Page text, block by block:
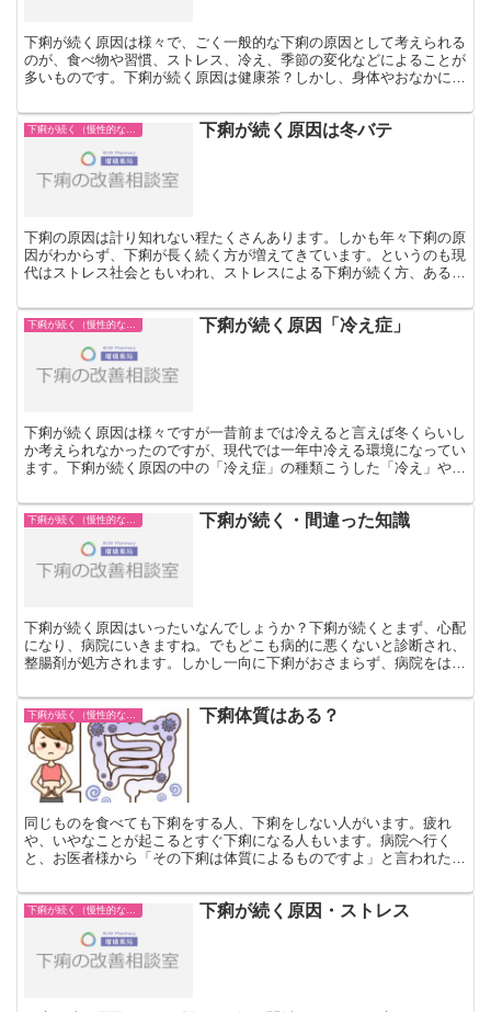
下痢が続く原因は様々で、ごく一般的な下痢の原因として考えられる
のが、食べ物や習慣、ストレス、冷え、季節の変化などによることが
多いものです。下痢が続く原因は健康茶？しかし、身体やおなかに良
下痢が続く原因は冬バテ
下痢の原因は計り知れない程たくさんあります。しかも年々下痢の原
因がわからず、下痢が長く続く方が増えてきています。というのも現
代はストレス社会ともいわれ、ストレスによる下痢が続く方、あるい
下痢が続く原因「冷え症」
下痢が続く原因は様々ですが一昔前までは冷えると言えば冬くらいし
か考えられなかったのですが、現代では一年中冷える環境になってい
ます。下痢が続く原因の中の「冷え症」の種類こうした「冷え」や
下痢が続く・間違った知識
下痢が続く原因はいったいなんでしょうか？下痢が続くとまず、心配
になり、病院にいきますね。でもどこも病的に悪くないと診断され、
整腸剤が処方されます。しかし一向に下痢がおさまらず、病院をはし
下痢体質はある？
同じものを食べても下痢をする人、下痢をしない人がいます。疲れ
や、いやなことが起こるとすぐ下痢になる人もいます。病院へ行く
と、お医者様から「その下痢は体質によるものですよ」と言われたこ
下痢が続く原因・ストレス